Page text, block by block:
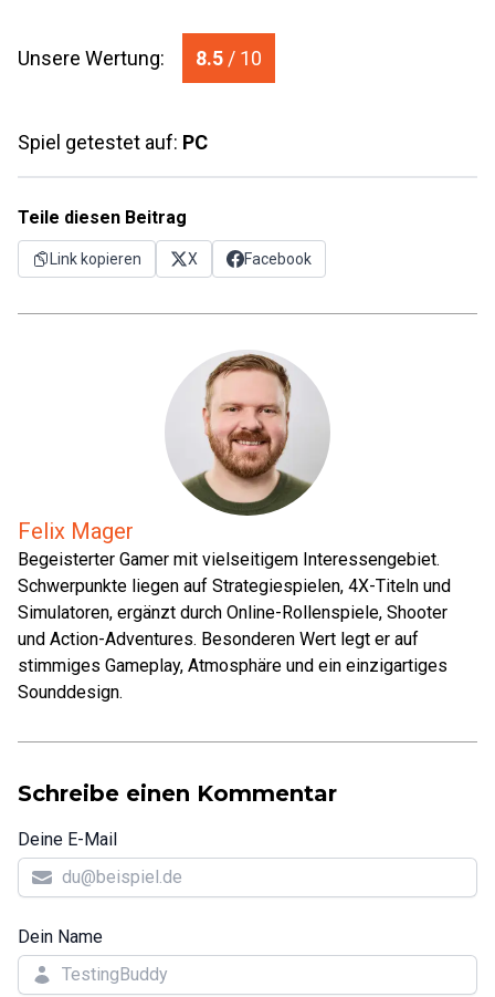
Unsere Wertung: 8.5 / 10
Spiel getestet auf: PC
Teile diesen Beitrag
Link kopieren X Facebook
Felix Mager
Begeisterter Gamer mit vielseitigem Interessengebiet.
Schwerpunkte liegen auf Strategiespielen, 4X-Titeln und
Simulatoren, ergänzt durch Online-Rollenspiele, Shooter
und Action-Adventures. Besonderen Wert legt er auf
stimmiges Gameplay, Atmosphäre und ein einzigartiges
Sounddesign.
Schreibe einen Kommentar
Deine E-Mail
Dein Name